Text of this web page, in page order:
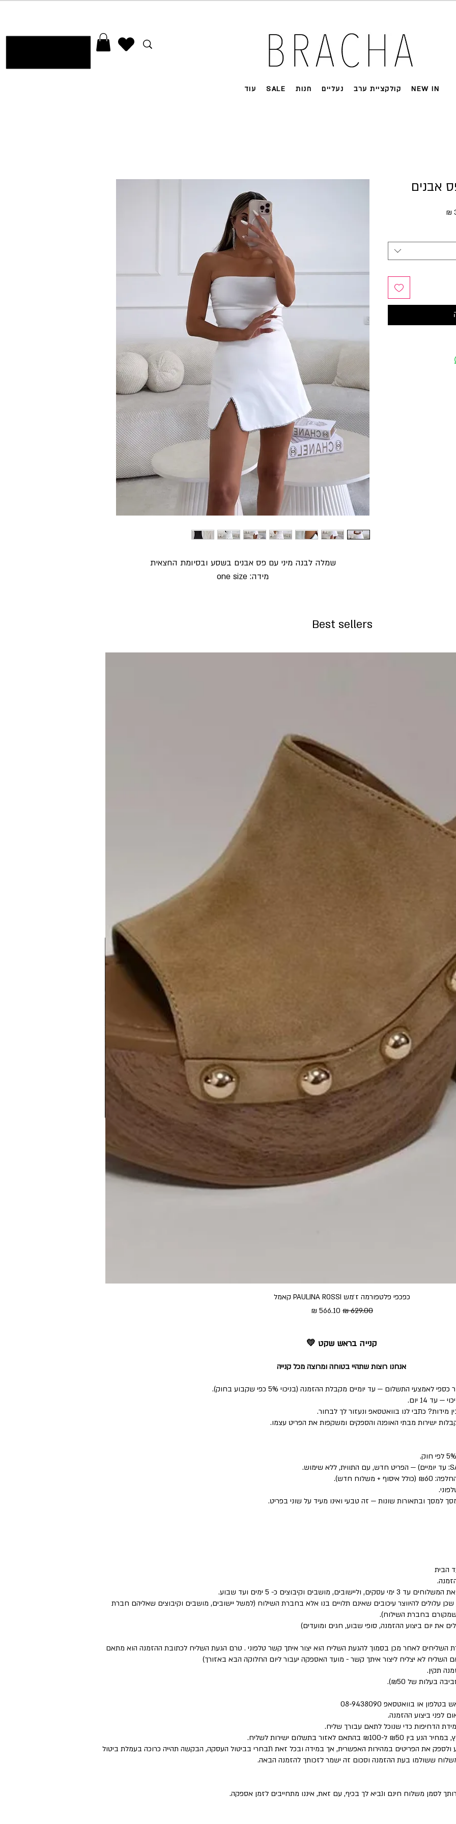
NEW IN קולקציית ערב נעליים חנות SALE עוד
שמלה לבנה מיני עם פס אבנים בשסע ובסיומת החצאית
מידה: one size
אבנים
Best sellers
כפכפי פלטפורמה ז׳מש PAULINA ROSSI קאמל
מחיר רגיל מחיר מבצע
קנייה בראש שקט 💛
אנחנו רוצות שתהיי בטוחה ומרוצה מכל קנייה
התשלום — עד יומיים מקבלת ההזמנה (בניכוי 5% כפי שקבוע בחוק).
14 יום.
כתבי לנו בוואטסאפ ונעזור לך לבחור.
ישירות מבתי האופנה והספקים ומשקפות את הפריט עצמו.
למסך ובתאורות שונות — זה טבעי ואינו מעיד על שוני בפריט.
הבית
וקיבוצים כ- 5 ימים ועד שבוע.
עלולים להיווצר עיכובים שאינם תלויים בנו אלא בחברת השילוח (למשל יישובים, מושבים וקיבוצים שאליהם חברת
שמקורם בחברת השילוח).
את יום ביצוע ההזמנה, סופי שבוע, חגים ומועדים)
השליחים לאחר מכן בסמוך להגעת השליח הוא יצור איתך קשר טלפוני . טרם הגעת השליח לכתובת ההזמנה הוא מתאם
לא יצליח ליצור איתך קשר - מועד האספקה יעבור ליום החלוקה הבא באזורך)
תקין.
או בוואטסאפ 08-9438090
לפני ביצוע ההזמנה.
הדחיפות כדי שנוכל לתאם עבורך שליח.
בתשלום ישירות לשליח.
את הפריטים במהירות האפשרית, אך במידה ובכל זאת תבחרי בביטול העסקה, הבקשה תהייה כרוכה בעמלת ביטול
ששולמו בעת ההזמנה וסכום זה ישמר לזכותך להזמנה הבאה.
לסמן משלוח חינם ונביא לך בכיף, עם זאת, איננו מתחייבים לזמן אספקה.